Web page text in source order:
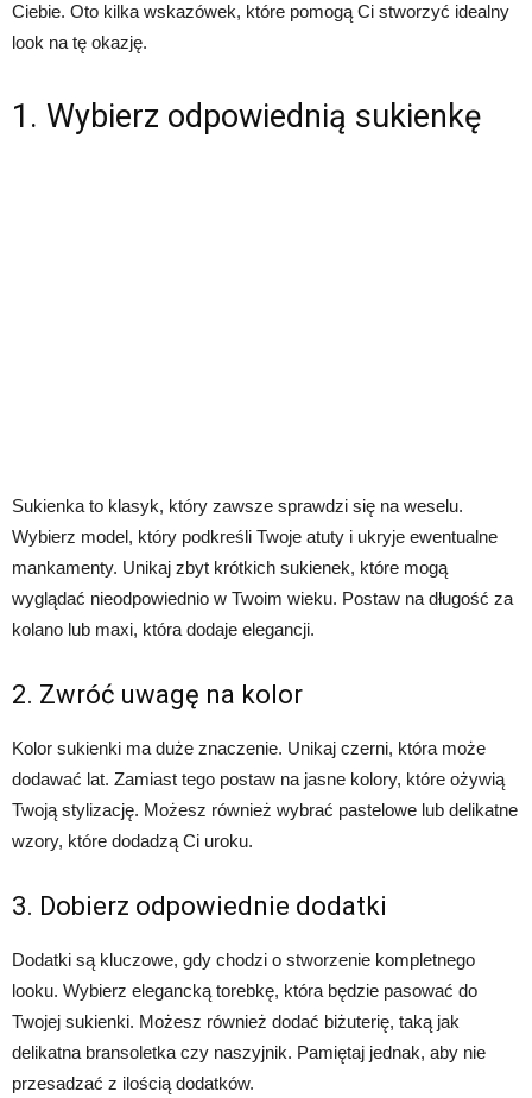
Ciebie. Oto kilka wskazówek, które pomogą Ci stworzyć idealny
look na tę okazję.
1. Wybierz odpowiednią sukienkę
Sukienka to klasyk, który zawsze sprawdzi się na weselu.
Wybierz model, który podkreśli Twoje atuty i ukryje ewentualne
mankamenty. Unikaj zbyt krótkich sukienek, które mogą
wyglądać nieodpowiednio w Twoim wieku. Postaw na długość za
kolano lub maxi, która dodaje elegancji.
2. Zwróć uwagę na kolor
Kolor sukienki ma duże znaczenie. Unikaj czerni, która może
dodawać lat. Zamiast tego postaw na jasne kolory, które ożywią
Twoją stylizację. Możesz również wybrać pastelowe lub delikatne
wzory, które dodadzą Ci uroku.
3. Dobierz odpowiednie dodatki
Dodatki są kluczowe, gdy chodzi o stworzenie kompletnego
looku. Wybierz elegancką torebkę, która będzie pasować do
Twojej sukienki. Możesz również dodać biżuterię, taką jak
delikatna bransoletka czy naszyjnik. Pamiętaj jednak, aby nie
przesadzać z ilością dodatków.